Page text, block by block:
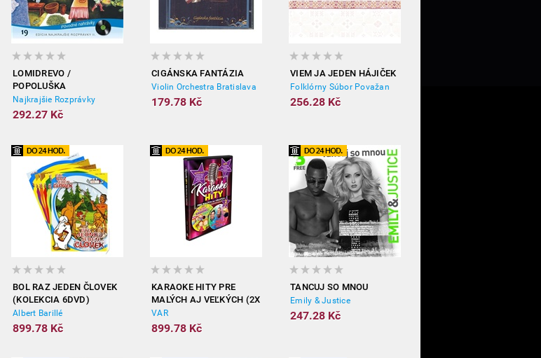
LOMIDREVO /
POPOLUŠKA
Najkrajšie Rozprávky
292.27 Kč
CIGÁNSKA FANTÁZIA
Violin Orchestra Bratislava
179.78 Kč
VIEM JA JEDEN HÁJIČEK
Folklórny Súbor Považan
256.28 Kč
BOL RAZ JEDEN ČLOVEK
(KOLEKCIA 6DVD)
Albert Barillé
899.78 Kč
KARAOKE HITY PRE
MALÝCH AJ VEĽKÝCH (2X
DVD)
VAR
899.78 Kč
TANCUJ SO MNOU
Emily & Justice
247.28 Kč